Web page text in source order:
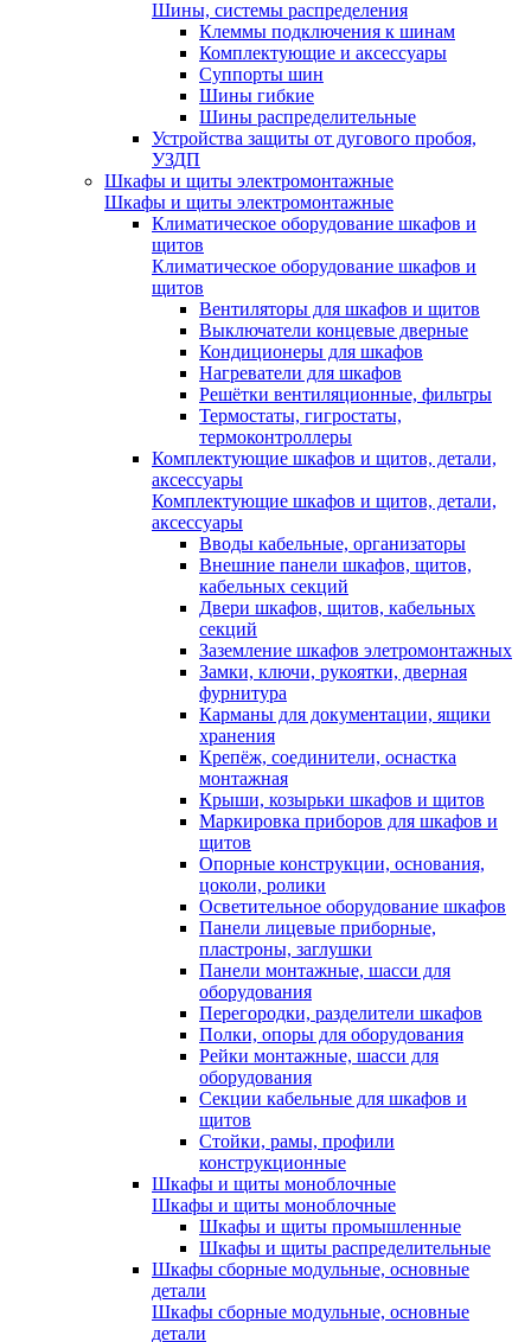
Шины, системы распределения
Клеммы подключения к шинам
Комплектующие и аксессуары
Суппорты шин
Шины гибкие
Шины распределительные
Устройства защиты от дугового пробоя,
УЗДП
Шкафы и щиты электромонтажные
Шкафы и щиты электромонтажные
Климатическое оборудование шкафов и
щитов
Климатическое оборудование шкафов и
щитов
Вентиляторы для шкафов и щитов
Выключатели концевые дверные
Кондиционеры для шкафов
Нагреватели для шкафов
Решётки вентиляционные, фильтры
Термостаты, гигростаты,
термоконтроллеры
Комплектующие шкафов и щитов, детали,
аксессуары
Комплектующие шкафов и щитов, детали,
аксессуары
Вводы кабельные, организаторы
Внешние панели шкафов, щитов,
кабельных секций
Двери шкафов, щитов, кабельных
секций
Заземление шкафов элетромонтажных
Замки, ключи, рукоятки, дверная
фурнитура
Карманы для документации, ящики
хранения
Крепёж, соединители, оснастка
монтажная
Крыши, козырьки шкафов и щитов
Маркировка приборов для шкафов и
щитов
Опорные конструкции, основания,
цоколи, ролики
Осветительное оборудование шкафов
Панели лицевые приборные,
пластроны, заглушки
Панели монтажные, шасси для
оборудования
Перегородки, разделители шкафов
Полки, опоры для оборудования
Рейки монтажные, шасси для
оборудования
Секции кабельные для шкафов и
щитов
Стойки, рамы, профили
конструкционные
Шкафы и щиты моноблочные
Шкафы и щиты моноблочные
Шкафы и щиты промышленные
Шкафы и щиты распределительные
Шкафы сборные модульные, основные
детали
Шкафы сборные модульные, основные
детали